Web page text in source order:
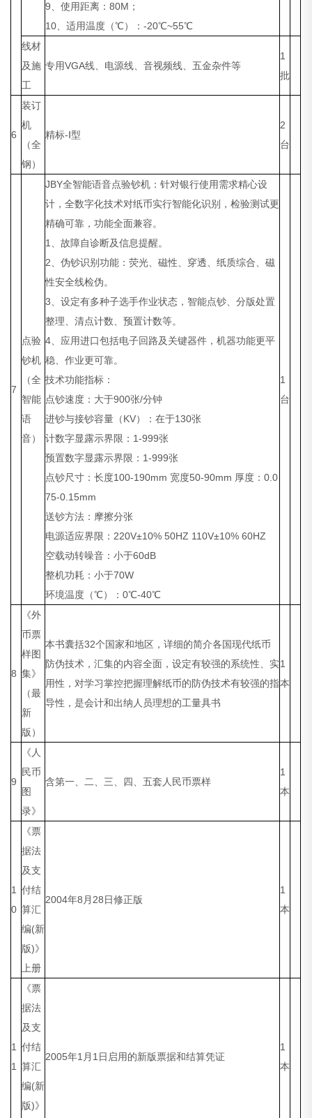
9、使用距离：80M；
10、适用温度（℃）：-20℃~55℃
线材
及施
工
专用VGA线、电源线、音视频线、五金杂件等
1
批
6
装订
机
（全
钢）
精标-Ⅰ型
2
台
7
点验
钞机
（全
智能
语
音）
JBY全智能语音点验钞机：针对银行使用需求精心设
计，全数字化技术对纸币实行智能化识别，检验测试更
精确可靠，功能全面兼容。
1、故障自诊断及信息提醒。
2、伪钞识别功能：荧光、磁性、穿透、纸质综合、磁
性安全线检伪。
3、设定有多种子选手作业状态，智能点钞、分版处置
整理、清点计数、预置计数等。
4、应用进口包括电子回路及关键器件，机器功能更平
稳、作业更可靠。
技术功能指标：
点钞速度：大于900张/分钟
进钞与接钞容量（KV）：在于130张
计数字显露示界限：1-999张
预置数字显露示界限：1-999张
点钞尺寸：长度100-190mm 宽度50-90mm 厚度：0.0
75-0.15mm
送钞方法：摩擦分张
电源适应界限：220V±10% 50HZ 110V±10% 60HZ
空载动转噪音：小于60dB
整机功耗：小于70W
环境温度（℃）：0℃-40℃
1
台
8
《外
币票
样图
集》
（最
新
版）
本书囊括32个国家和地区，详细的简介各国现代纸币
防伪技术，汇集的内容全面，设定有较强的系统性、实
用性，对学习掌控把握理解纸币的防伪技术有较强的指
导性，是会计和出纳人员理想的工量具书
1
本
9
《人
民币
图
录》
含第一、二、三、四、五套人民币票样
1
本
1
0
《票
据法
及支
付结
算汇
编(新
版)》
上册
2004年8月28日修正版
1
本
1
1
《票
据法
及支
付结
算汇
编(新
版)》
2005年1月1日启用的新版票据和结算凭证
1
本